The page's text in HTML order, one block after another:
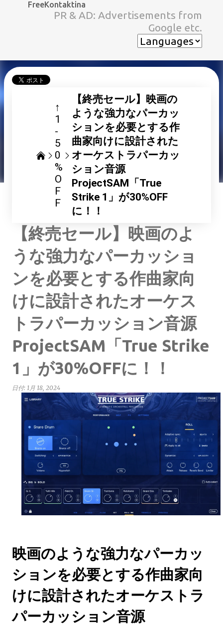
スキップしてメイン コンテンツに移動
FreeKontaktina
PR & AD: Advertisements from
Google etc.
↑
1
-
5
0
%
O
F
F
【終売セール】映画の
ような強力なパーカッ
ションを必要とする作
曲家向けに設計された
オーケストラパーカッ
ション音源
ProjectSAM「True
Strike 1」が30%OFF
に！！
【終売セール】映画のよ
うな強力なパーカッショ
ンを必要とする作曲家向
けに設計されたオーケス
トラパーカッション音源
ProjectSAM「True Strike
1」が30%OFFに！！
日付: 1月 18, 2024
映画のような強力なパーカッ
ションを必要とする作曲家向
けに設計されたオーケストラ
パーカッション音源